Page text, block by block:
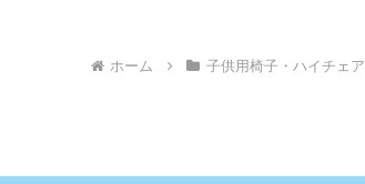
ホーム 子供用椅子・ハイチェア